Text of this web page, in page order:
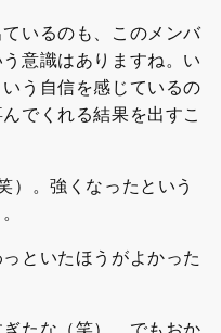
いるのも、このメンバ
意識はありますね。い
う自信を感じているの
でくれる結果を出すこ
）。強くなったという
といたほうがよかった
たな（笑）。でもおか